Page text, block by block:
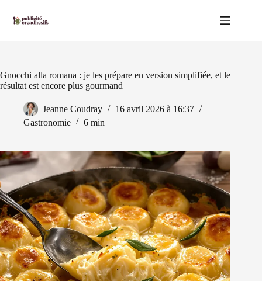
contenu
Gnocchi alla romana : je les prépare en version simplifiée, et le
résultat est encore plus gourmand
Jeanne Coudray
16 avril 2026 à 16:37
Gastronomie
6 min